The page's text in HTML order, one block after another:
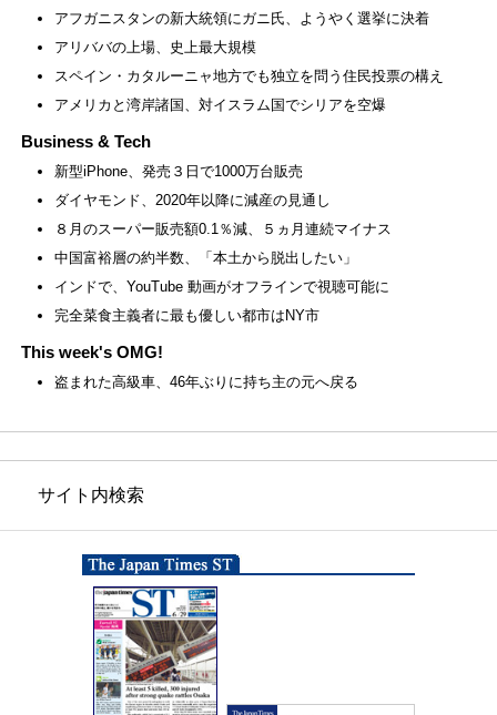
アフガニスタンの新大統領にガニ氏、ようやく選挙に決着
アリババの上場、史上最大規模
スペイン・カタルーニャ地方でも独立を問う住民投票の構え
アメリカと湾岸諸国、対イスラム国でシリアを空爆
Business & Tech
新型iPhone、発売３日で1000万台販売
ダイヤモンド、2020年以降に減産の見通し
８月のスーパー販売額0.1％減、５ヵ月連続マイナス
中国富裕層の約半数、「本土から脱出したい」
インドで、YouTube 動画がオフラインで視聴可能に
完全菜食主義者に最も優しい都市はNY市
This week's OMG!
盗まれた高級車、46年ぶりに持ち主の元へ戻る
サイト内検索